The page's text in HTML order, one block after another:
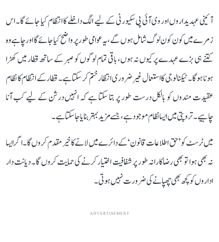
آئینی عہدیداروں اور وی آئی پی سکیورٹی کے لیے الگ داخلے کا انتظام کیا جائے گا۔ اس
زمرے میں کون کون لوگ شامل ہوں گے، یہ عوامی طور پر واضح کیا جائے گا اور چاہے وہ
کتنے ہی بڑے عہدے پر کیوں نہ ہوں، باقی تمام لوگوں کو صبر کے ساتھ قطار میں کھڑا
ہونا ہوگا۔ ٹیکنالوجی کا استعمال غیر ضروری انتظار ختم کر سکتا ہے۔ قطار کے انتظام کا نظام
عقیدت مندوں کو بالکل درست طور پر بتا سکتا ہے کہ انہیں درشن کے لیے کب آنا
چاہیے۔ تروپتی میں ایسا نظام موجود ہے، جسے مزید بہتر بنایا جا سکتا ہے۔
میں ٹرسٹ کو ’حق اطلاعات قانون‘ کے دائرے میں لانے کا خیرمقدم کروں گا۔ اگر ایسا
نہ بھی ہوا تو بھی رضاکارانہ طور پر شفافیت اختیار کرنے کی حمایت کروں گا۔ دیانت دار
اداروں کو کچھ بھی چھپانے کی ضرورت نہیں ہوتی۔
ADVERTISEMENT